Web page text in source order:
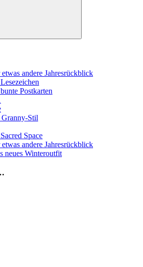
Suchen
andere Jahresrückblick
Postkarten
Granny-Stil
Space
andere Jahresrückblick
neues Winteroutfit